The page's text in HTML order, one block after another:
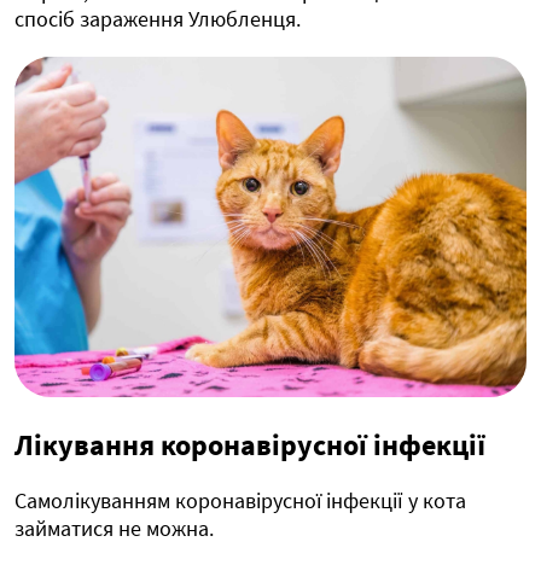
спосіб зараження Улюбленця.
Лікування коронавірусної інфекції
Самолікуванням коронавірусної інфекції у кота
займатися не можна.